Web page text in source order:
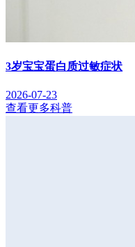
3岁宝宝蛋白质过敏症状
2026-07-23
查看更多科普